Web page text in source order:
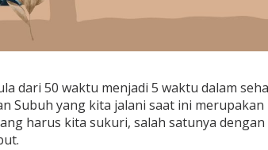
dari 50 waktu menjadi 5 waktu dalam
Subuh yang kita jalani saat ini
harus kita sukuri, salah satunya